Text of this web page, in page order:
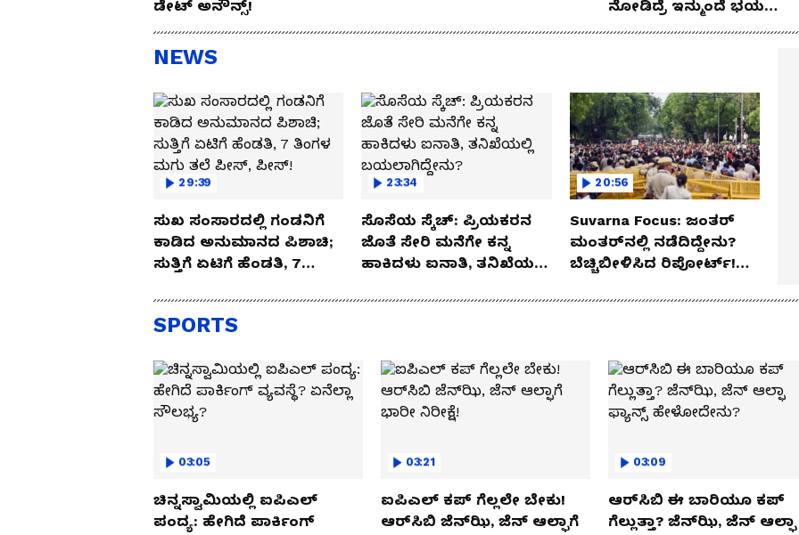
ಡೇಟ್ ಅನೌನ್ಸ್!
ನೋಡಿದ್ರೆ ಇನ್ಮುಂದೆ ಭಯ
ಪಡ್ತೀರಾ ನೀವು!
NEWS
29:39
ಸುಖ ಸಂಸಾರದಲ್ಲಿ ಗಂಡನಿಗೆ
ಕಾಡಿದ ಅನುಮಾನದ ಪಿಶಾಚಿ;
ಸುತ್ತಿಗೆ ಏಟಿಗೆ ಹೆಂಡತಿ, 7
ಪೀಸ್!
23:34
ಸೊಸೆಯ ಸ್ಕೆಚ್: ಪ್ರಿಯಕರನ
ಜೊತೆ ಸೇರಿ ಮನೆಗೇ ಕನ್ನ
ಹಾಕಿದಳು ಐನಾತಿ, ತನಿಖೆಯಲ್ಲಿ
20:56
Suvarna Focus: ಜಂತರ್
ಮಂತರ್‌ನಲ್ಲಿ ನಡೆದಿದ್ದೇನು?
ಬೆಚ್ಚಿಬೀಳಿಸಿದ ರಿಪೋರ್ಟ್!
ಸೀಕ್ರೆಟ್?
SPORTS
03:05
ಚಿನ್ನಸ್ವಾಮಿಯಲ್ಲಿ ಐಪಿಎಲ್‌
ಪಂದ್ಯ: ಹೇಗಿದೆ ಪಾರ್ಕಿಂಗ್
03:21
ಐಪಿಎಲ್ ಕಪ್‌ ಗೆಲ್ಲಲೇ ಬೇಕು!
ಆರ್‌ಸಿಬಿ ಜೆನ್‌ಝಿ, ಜೆನ್‌ ಆಲ್ಫಾಗೆ
03:09
ಆರ್‌ಸಿಬಿ ಈ ಬಾರಿಯೂ ಕಪ್‌
ಗೆಲ್ಲುತ್ತಾ? ಜೆನ್‌ಝಿ, ಜೆನ್‌ ಆಲ್ಫಾ